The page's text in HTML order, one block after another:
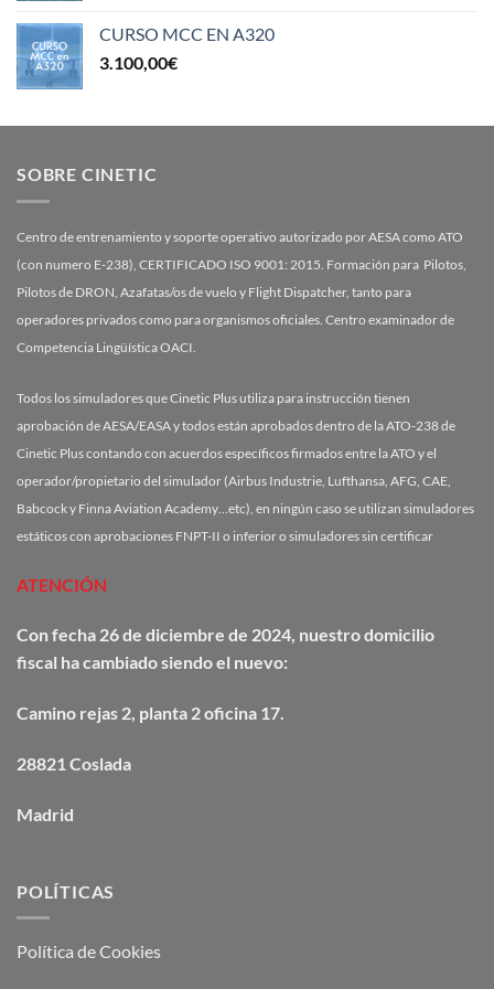
CURSO MCC EN A320
3.100,00€
SOBRE CINETIC
Centro de entrenamiento y soporte operativo autorizado por AESA como ATO
(con numero E-238), CERTIFICADO ISO 9001: 2015. Formación para Pilotos,
Pilotos de DRON, Azafatas/os de vuelo y Flight Dispatcher, tanto para
operadores privados como para organismos oficiales. Centro examinador de
Competencia Lingüística OACI.
Todos los simuladores que Cinetic Plus utiliza para instrucción tienen
aprobación de AESA/EASA y todos están aprobados dentro de la ATO-238 de
Cinetic Plus contando con acuerdos específicos firmados entre la ATO y el
operador/propietario del simulador (Airbus Industrie, Lufthansa, AFG, CAE,
Babcock y Finna Aviation Academy…etc), en ningún caso se utilizan simuladores
estáticos con aprobaciones FNPT-II o inferior o simuladores sin certificar
ATENCIÓN
Con fecha 26 de diciembre de 2024, nuestro domicilio
fiscal ha cambiado siendo el nuevo:
Camino rejas 2, planta 2 oficina 17.
28821 Coslada
Madrid
POLÍTICAS
Política de Cookies